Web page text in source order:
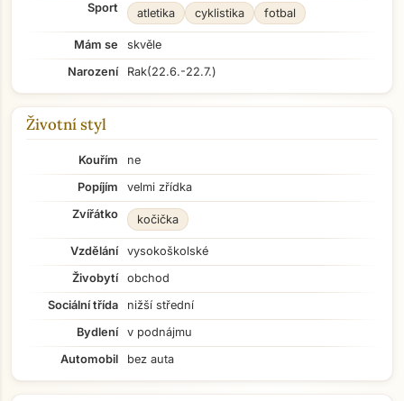
Sport atletika cyklistika fotbal
Mám se
skvěle
Narození
Rak(22.6.-22.7.)
Životní styl
Kouřím
ne
Popíjím
velmi zřídka
Zvířátko
kočička
Vzdělání
vysokoškolské
Živobytí
obchod
Sociální třída
nižší střední
Bydlení
v podnájmu
Automobil
bez auta